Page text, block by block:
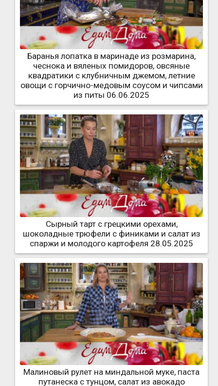
Баранья лопатка в маринаде из розмарина,
чеснока и вяленых помидоров, овсяные
квадратики с клубничным джемом, летние
овощи с горчично-медовым соусом и чипсами
из питы 06.06.2025
Сырный тарт с грецкими орехами,
шоколадные трюфели с финиками и салат из
спаржи и молодого картофеля 28.05.2025
Малиновый рулет на миндальной муке, паста
путанеска с тунцом, салат из авокадо